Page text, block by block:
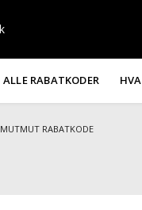
ALLE RABATKODER
MUTMUT RABATKODE